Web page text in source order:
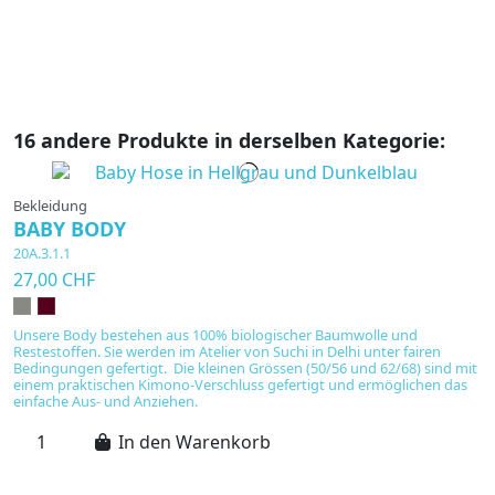
16 andere Produkte in derselben Kategorie:
Bekleidung
BABY BODY
20A.3.1.1
27,00 CHF
Unsere Body bestehen aus 100% biologischer Baumwolle und
Restestoffen. Sie werden im Atelier von Suchi in Delhi unter fairen
Bedingungen gefertigt. Die kleinen Grössen (50/56 und 62/68) sind mit
einem praktischen Kimono-Verschluss gefertigt und ermöglichen das
einfache Aus- und Anziehen.
In den Warenkorb